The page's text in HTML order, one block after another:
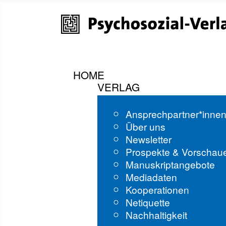
HOME
VERLAG
Über uns
Newsletter
Prospekte &
Manuskriptangebote
Mediadaten
Kooperationen
Netiquette
Nachhaltigkeit